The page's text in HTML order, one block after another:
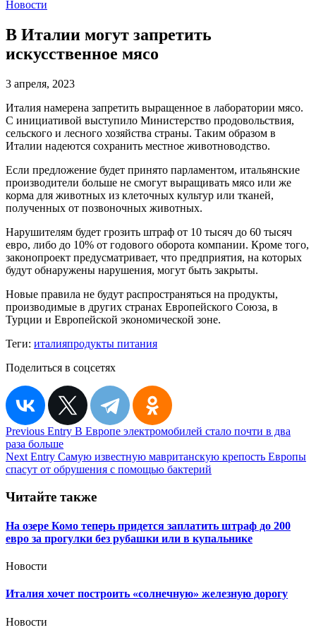
Новости
В Италии могут запретить
искусственное мясо
3 апреля, 2023
Италия намерена запретить выращенное в лаборатории мясо.
С инициативой выступило Министерство продовольствия,
сельского и лесного хозяйства страны. Таким образом в
Италии надеются сохранить местное животноводство.
Если предложение будет принято парламентом, итальянские
производители больше не смогут выращивать мясо или же
корма для животных из клеточных культур или тканей,
полученных от позвоночных животных.
Нарушителям будет грозить штраф от 10 тысяч до 60 тысяч
евро, либо до 10% от годового оборота компании. Кроме того,
законопроект предусматривает, что предприятия, на которых
будут обнаружены нарушения, могут быть закрыты.
Новые правила не будут распространяться на продукты,
производимые в других странах Европейского Союза, в
Турции и Европейской экономической зоне.
Теги: италияпродукты питания
Поделиться в соцсетях
Навигация
по
записям
Previous Entry В Европе электромобилей стало почти в два
раза больше
Next Entry Самую известную мавританскую крепость Европы
спасут от обрушения с помощью бактерий
Читайте также
На озере Комо теперь придется заплатить штраф до 200
евро за прогулки без рубашки или в купальнике
Новости
Италия хочет построить «солнечную» железную дорогу
Новости